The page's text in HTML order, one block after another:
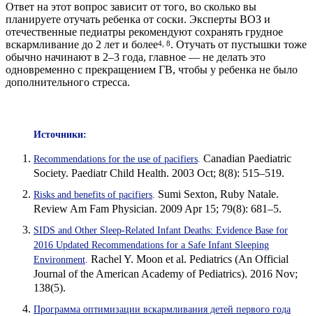
Ответ на этот вопрос зависит от того, во сколько вы
планируете отучать ребенка от соски. Эксперты ВОЗ и
отечественные педиатры рекомендуют сохранять грудное
вскармливание до 2 лет и более4, 8. Отучать от пустышки тоже
обычно начинают в 2–3 года, главное — не делать это
одновременно с прекращением ГВ, чтобы у ребенка не было
дополнительного стресса.
Источники:
Recommendations for the use of pacifiers. Canadian Paediatric
Society. Paediatr Child Health. 2003 Oct; 8(8): 515–519.
Risks and benefits of pacifiers. Sumi Sexton, Ruby Natale.
Review Am Fam Physician. 2009 Apr 15; 79(8): 681–5.
SIDS and Other Sleep-Related Infant Deaths: Evidence Base for
2016 Updated Recommendations for a Safe Infant Sleeping
Environment. Rachel Y. Moon et al. Pediatrics (An Official
Journal of the American Academy of Pediatrics). 2016 Nov;
138(5).
Программа оптимизации вскармливания детей первого года